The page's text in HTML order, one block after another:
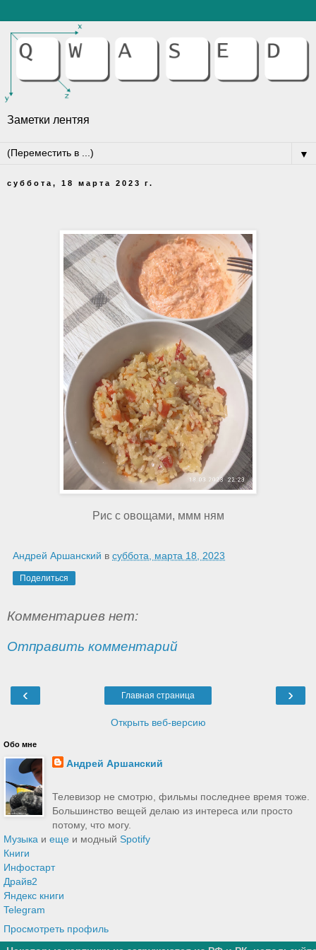
Заметки лентяя
▼
суббота, 18 марта 2023 г.
Рис с овощами, ммм ням
Андрей Аршанский в суббота, марта 18, 2023
Поделиться
Комментариев нет:
Отправить комментарий
‹ ›
Главная страница
Открыть веб-версию
Обо мне
Андрей Аршанский
Телевизор не смотрю, фильмы последнее время тоже.
Большинство вещей делаю из интереса или просто
потому, что могу.
Музыка и еще и модный Spotify
Книги
Инфостарт
Драйв2
Яндекс книги
Telegram
Просмотреть профиль